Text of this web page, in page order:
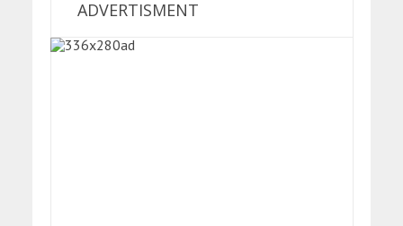
ADVERTISMENT